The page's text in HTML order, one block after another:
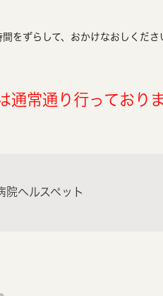
をずらして、おかけなおしくださ
通常通り行っておりま
院ヘルスペット